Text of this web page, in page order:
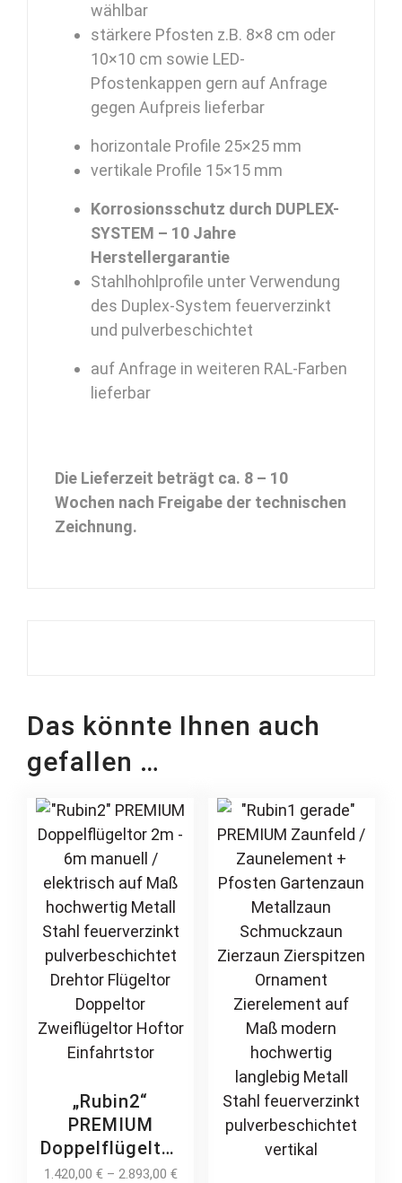
wählbar
stärkere Pfosten z.B. 8×8 cm oder
10×10 cm sowie LED-
Pfostenkappen gern auf Anfrage
gegen Aufpreis lieferbar
horizontale Profile 25×25 mm
vertikale Profile 15×15 mm
Korrosionsschutz durch DUPLEX-
SYSTEM – 10 Jahre
Herstellergarantie
Stahlhohlprofile unter Verwendung
des Duplex-System feuerverzinkt
und pulverbeschichtet
auf Anfrage in weiteren RAL-Farben
lieferbar
Die Lieferzeit beträgt ca. 8 – 10
Wochen nach Freigabe der technischen
Zeichnung.
Das könnte Ihnen auch
gefallen …
„Rubin2“
PREMIUM
Doppelflügeltor
2m – 6m
1.420,00 €– 2.893,00 €